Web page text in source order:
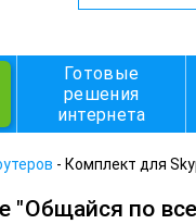
Готовые
решения
интернета
- Комплект для
"Общайся по